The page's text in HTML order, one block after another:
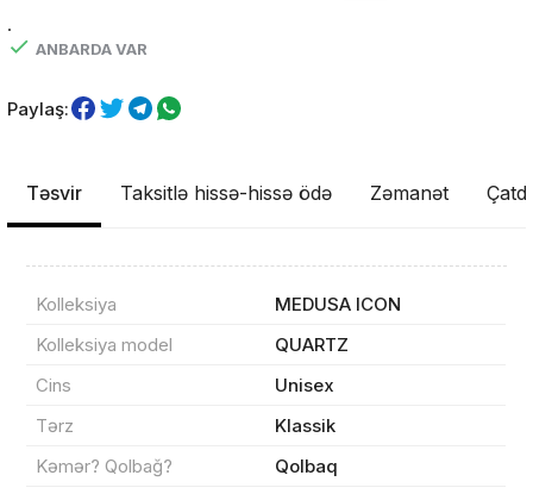
.
ANBARDA VAR
Paylaş:
Təsvir Taksitlə hissə-hissə ödə Zəmanət
Kolleksiya
MEDUSA ICON
Kolleksiya model
QUARTZ
Cins
Unisex
Tərz
Klassik
Kəmər? Qolbağ?
Qolbaq
Məhsul(lar) səbətə əlavə edildi